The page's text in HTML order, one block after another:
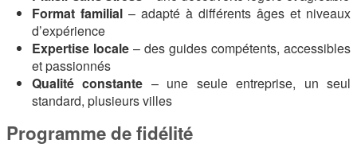
Format familial – adapté à différents âges et niveaux
d’expérience
Expertise locale – des guides compétents, accessibles
et passionnés
Qualité constante – une seule entreprise, un seul
standard, plusieurs villes
Programme de fidélité